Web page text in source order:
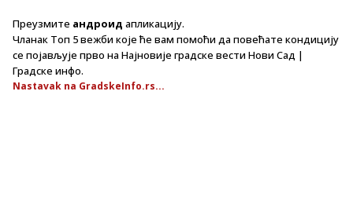
Преузмите андроид апликацију.
Чланак Топ 5 вежби које ће вам помоћи да повећате кондицију
се појављује прво на Најновије градске вести Нови Сад |
Градске инфо.
Nastavak na GradskeInfo.rs...